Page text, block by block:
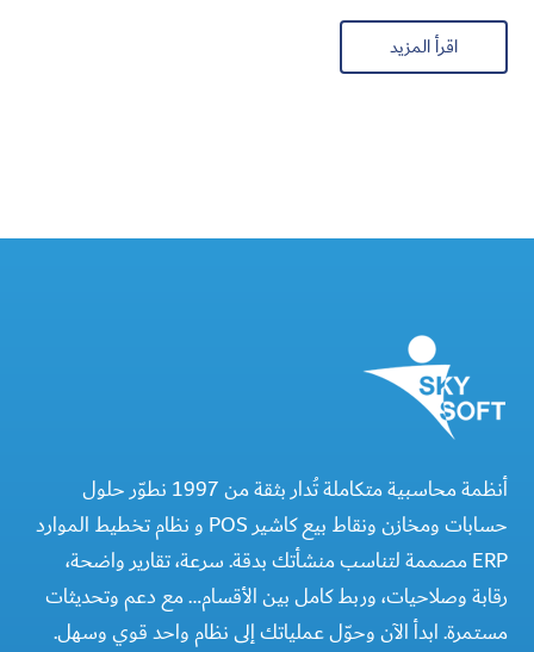
اقرأ المزيد
أنظمة محاسبية متكاملة تُدار بثقة من 1997 نطوّر حلول
حسابات ومخازن ونقاط بيع كاشير POS و نظام تخطيط الموارد
ERP مصممة لتناسب منشأتك بدقة. سرعة، تقارير واضحة،
رقابة وصلاحيات، وربط كامل بين الأقسام… مع دعم وتحديثات
مستمرة. ابدأ الآن وحوّل عملياتك إلى نظام واحد قوي وسهل.